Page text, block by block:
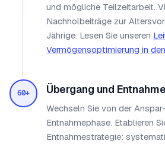
und mögliche Teilzeitarbeit.
Nachholbeiträge zur
Jährige. Lesen Sie unseren
Vermögensoptimierung in
60+ Übergang und Entnahme
Wechseln Sie von der
Entnahmephase. Etablieren
Entnahmestrategie: